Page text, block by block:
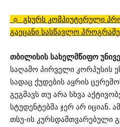
☼ გსურს კომპიუტერული
გაეცანი სასწავლო
თბილისის სახელმწიფო
საღამო პირველი კორპუსის
სადაც ქუდების აყრის
გეგმავს თუ არა სხვა
სტუდენტებმა ჯერ არ იციან.
თსუ-ის კურსდამთვარებული